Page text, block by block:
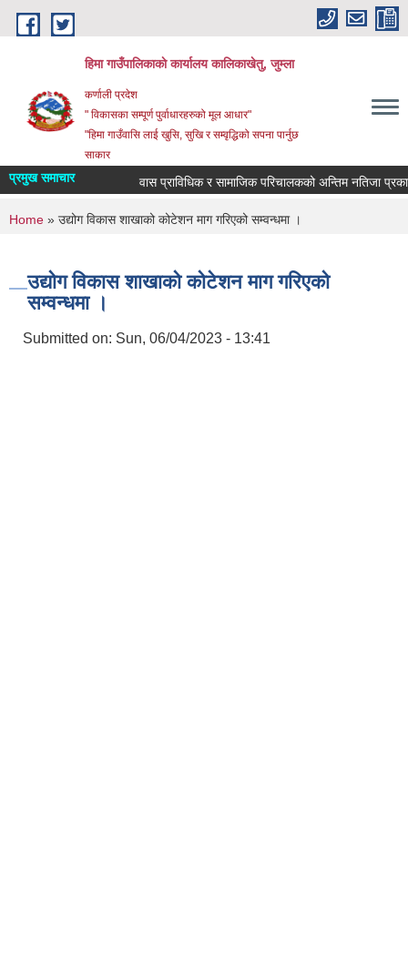
Skip to main content
हिमा गाउँपालिकाकाे कार्यालय कालिकाखेतु, जुम्ला
कर्णाली प्रदेश
" विकासका सम्पूर्ण पुर्वाधारहरुको मूल आधार"
"हिमा गाउँवासि लाई खुसि, सुखि र सम्वृद्धिको सपना पार्नुछ
साकार
प्रमुख समाचार वास प्राविधिक र सामाजिक परिचालकको अन्तिम नतिजा
You are here
Home » उद्योग विकास शाखाको कोटेशन माग गरिएको सम्वन्धमा ।
उद्योग विकास शाखाको कोटेशन माग गरिएको
सम्वन्धमा ।
Submitted on: Sun, 06/04/2023 - 13:41